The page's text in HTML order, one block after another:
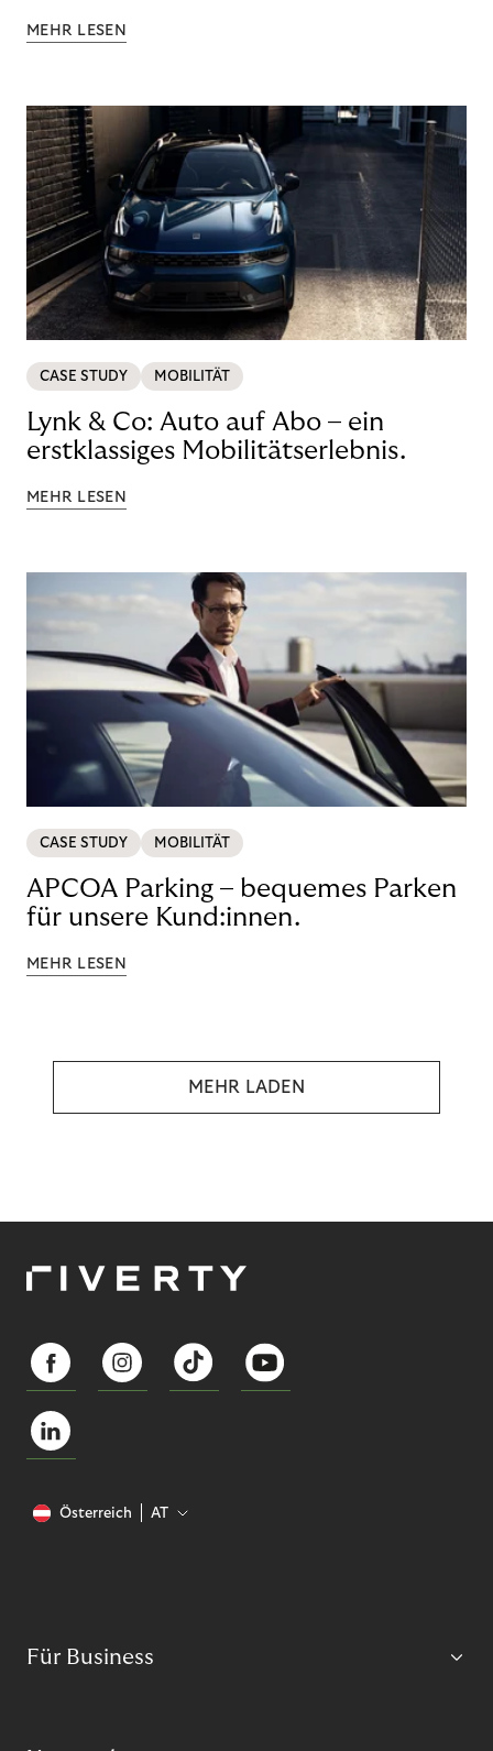
MEHR LESEN
CASE STUDY MOBILITÄT
Lynk & Co: Auto auf Abo – ein
erstklassiges Mobilitätserlebnis.
MEHR LESEN
CASE STUDY MOBILITÄT
APCOA Parking – bequemes Parken
für unsere Kund:innen.
MEHR LESEN
MEHR LADEN
Österreich AT
Für Business